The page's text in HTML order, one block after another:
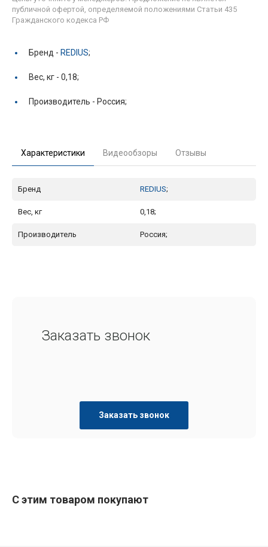
публичной офертой, определяемой положениями Статьи 435
Гражданского кодекса РФ
Бренд - REDIUS;
Вес, кг - 0,18;
Производитель - Россия;
Характеристики Видеообзоры Отзывы
Бренд REDIUS;
Вес, кг 0,18;
Производитель Россия;
Заказать звонок
Заказать звонок
С этим товаром покупают